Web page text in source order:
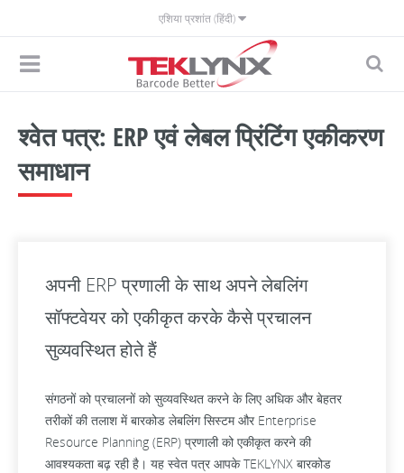
एशिया प्रशांत (हिंदी)
श्वेत पत्र: ERP एवं लेबल प्रिंटिंग एकीकरण
समाधान
अपनी ERP प्रणाली के साथ अपने लेबलिंग
सॉफ्टवेयर को एकीकृत करके कैसे प्रचालन
सुव्यवस्थित होते हैं
संगठनों को प्रचालनों को सुव्यवस्थित करने के लिए अधिक और बेहतर
तरीकों की तलाश में बारकोड लेबलिंग सिस्टम और Enterprise
Resource Planning (ERP) प्रणाली को एकीकृत करने की
आवश्यकता बढ़ रही है। यह स्वेत पत्र आपके TEKLYNX बारकोड